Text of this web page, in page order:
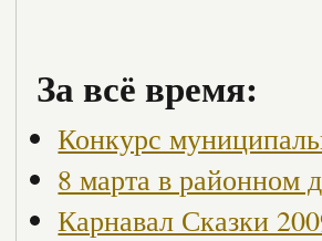
За всё время:
Конкурс
8 марта в районном
Карнавал Сказки